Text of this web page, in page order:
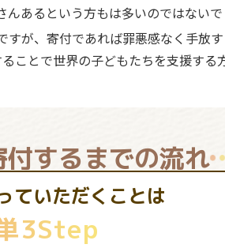
あるという方もは多いのではないで
が、寄付であれば罪悪感なく手放す
ことで世界の子どもたちを支援する
するまでの流れ
ていただくことは
3Step